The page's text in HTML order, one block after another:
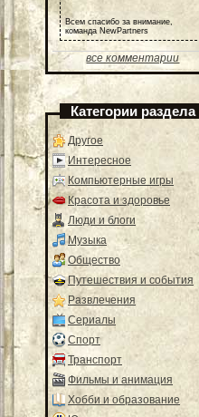
Всем спасибо за внимание,
команда NewPartners
все комментарии
Категории раздела
Другое
Интересное
Компьютерные игры
Красота и здоровье
Люди и блоги
Музыка
Общество
Путешествия и события
Развлечения
Сериалы
Спорт
Транспорт
Фильмы и анимация
Хобби и образование